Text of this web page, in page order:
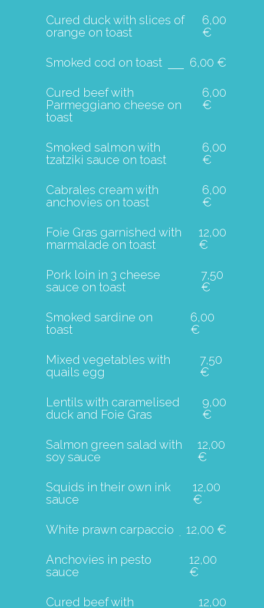
Cured duck with slices of
orange on toast
6,00
€
Smoked cod on toast 6,00 €
Cured beef with
Parmeggiano cheese on
toast
6,00
€
Smoked salmon with
tzatziki sauce on toast
6,00
€
Cabrales cream with
anchovies on toast
6,00
€
Foie Gras garnished with
marmalade on toast
12,00
€
Pork loin in 3 cheese
sauce on toast
7,50
€
Smoked sardine on
toast
6,00
€
Mixed vegetables with
quails egg
7,50
€
Lentils with caramelised
duck and Foie Gras
9,00
€
Salmon green salad with
soy sauce
12,00
€
Squids in their own ink
sauce
12,00
€
White prawn carpaccio 12,00 €
Anchovies in pesto
sauce
12,00
€
Cured beef with
12,00